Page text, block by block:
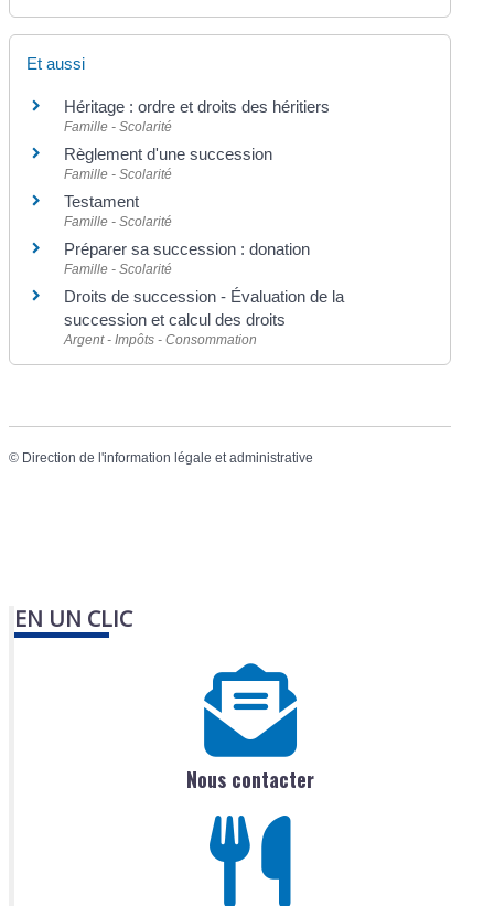
Et aussi
Héritage : ordre et droits des héritiers
Famille - Scolarité
Règlement d'une succession
Famille - Scolarité
Testament
Famille - Scolarité
Préparer sa succession : donation
Famille - Scolarité
Droits de succession - Évaluation de la
succession et calcul des droits
Argent - Impôts - Consommation
© Direction de l'information légale et administrative
EN UN CLIC
Nous contacter